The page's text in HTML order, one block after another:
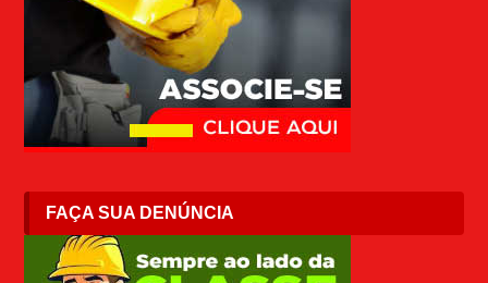
FAÇA SUA DENÚNCIA